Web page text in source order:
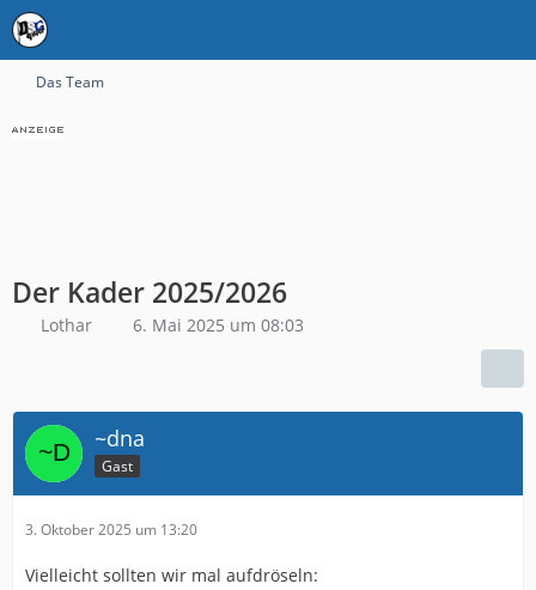
Das Team
Der Kader 2025/2026
Lothar 6. Mai 2025 um 08:03
~dna
Gast
3. Oktober 2025 um 13:20
Vielleicht sollten wir mal aufdröseln: